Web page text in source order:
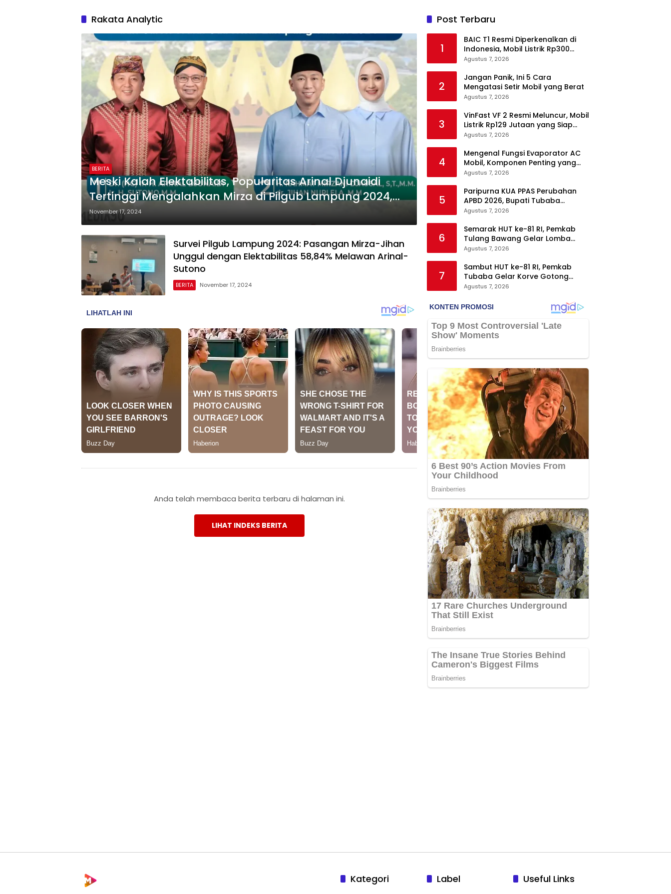
Rakata Analytic
BERITA
Meski Kalah Elektabilitas, Popularitas Arinal Djunaidi
Tertinggi Mengalahkan Mirza di Pilgub Lampung 2024,
Menurut Survei Rakata
November 17, 2024
Survei Pilgub Lampung 2024: Pasangan Mirza-Jihan
Unggul dengan Elektabilitas 58,84% Melawan Arinal-
Sutono
BERITA November 17, 2024
Anda telah membaca berita terbaru di halaman ini.
LIHAT INDEKS BERITA
Post Terbaru
1
BAIC T1 Resmi Diperkenalkan di
Indonesia, Mobil Listrik Rp300
Jutaan Siap Ramaikan Pasar EV
Agustus 7, 2026
2
Jangan Panik, Ini 5 Cara
Mengatasi Setir Mobil yang Berat
Agustus 7, 2026
3
VinFast VF 2 Resmi Meluncur, Mobil
Listrik Rp129 Jutaan yang Siap
Jadi Alternatif Pengganti Motor
Agustus 7, 2026
4
Mengenal Fungsi Evaporator AC
Mobil, Komponen Penting yang
Sering Terlupakan
Agustus 7, 2026
5
Paripurna KUA PPAS Perubahan
APBD 2026, Bupati Tubaba
Targetkan Pendapatan Daerah
Agustus 7, 2026
6
Semarak HUT ke-81 RI, Pemkab
Tulang Bawang Gelar Lomba
Senam Udang Manis
Agustus 7, 2026
7
Sambut HUT ke-81 RI, Pemkab
Tubaba Gelar Korve Gotong
Royong dan Bersih-Bersih
Agustus 7, 2026
Kategori Label Useful Links